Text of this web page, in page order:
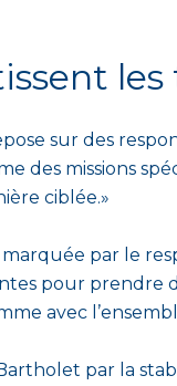
sur des
des missions
ciblée.»
par le
pour
avec
par la